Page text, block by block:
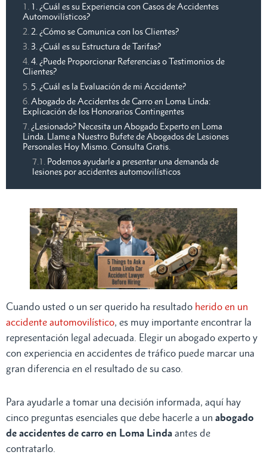
1. ¿Cuál es su Experiencia con Casos de Accidentes
Automovilísticos?
2. ¿Cómo se Comunica con los Clientes?
3. ¿Cuál es su Estructura de Tarifas?
4. ¿Puede Proporcionar Referencias o Testimonios de
Clientes?
5. ¿Cuál es la Evaluación de mi Accidente?
Abogado de Accidentes de Carro en Loma Linda:
Explicación de los Honorarios Contingentes
¿Lesionado? Necesita un Abogado Experto en Loma
Linda. Llame a Nuestro Bufete de Abogados de Lesiones
Personales Hoy Mismo. Consulta Gratis.
Podemos ayudarle a presentar una demanda de
lesiones por accidentes automovilísticos
Cuando usted o un ser querido ha resultado herido en un
accidente automovilístico, es muy importante encontrar la
representación legal adecuada. Elegir un abogado experto y
con experiencia en accidentes de tráfico puede marcar una
gran diferencia en el resultado de su caso.
Para ayudarle a tomar una decisión informada, aquí hay
cinco preguntas esenciales que debe hacerle a un abogado
de accidentes de carro en Loma Linda antes de
contratarlo.